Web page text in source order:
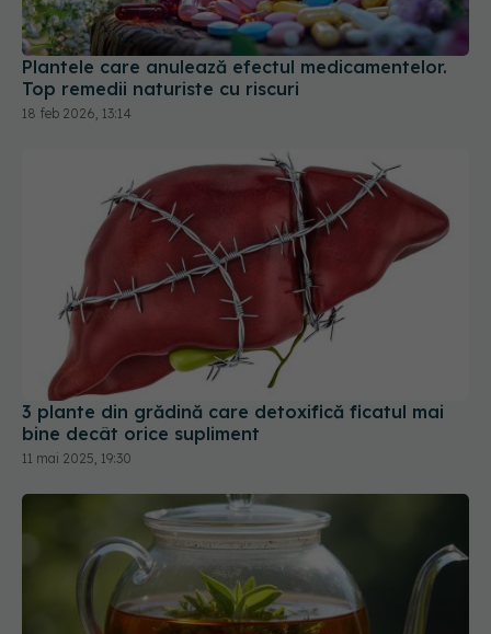
Plantele care anulează efectul medicamentelor.
Top remedii naturiste cu riscuri
18 feb 2026, 13:14
3 plante din grădină care detoxifică ficatul mai
bine decât orice supliment
11 mai 2025, 19:30